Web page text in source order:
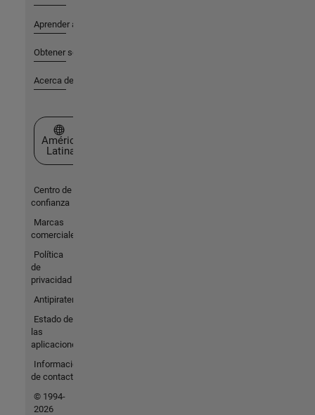
Aprender a utilizar
Obtener soporte
Acerca de MathWorks
Seleccione un país/idioma
América
Latina
Centro de
confianza
Marcas
comerciales
Política
de
privacidad
Antipiratería
Estado de
las
aplicaciones
Información
de contacto
© 1994-
2026